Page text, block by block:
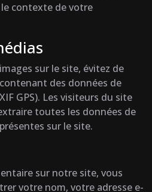
le contexte de votre
sur le site, évitez de
des données de
GPS). Les visiteurs du site
toutes les données de
sur le site.
sur notre site, vous
votre nom, votre adresse e-